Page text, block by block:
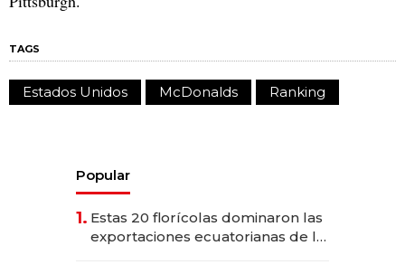
TAGS
Estados Unidos McDonalds Ranking
Popular
1. Estas 20 florícolas dominaron las
exportaciones ecuatorianas de la